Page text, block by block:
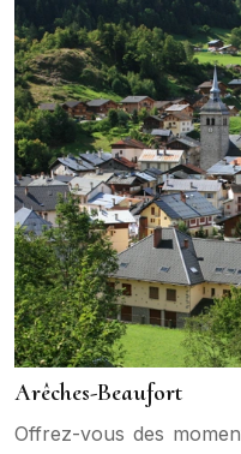
Arêches-Beaufort
Offrez-vous des